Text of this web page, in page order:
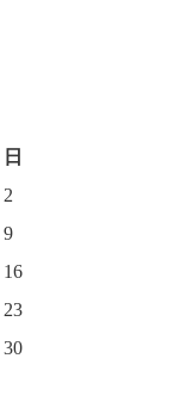
日
2
9
16
23
30